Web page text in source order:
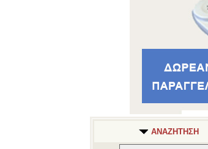
ΑΝΑΖΗΤΗΣΗ